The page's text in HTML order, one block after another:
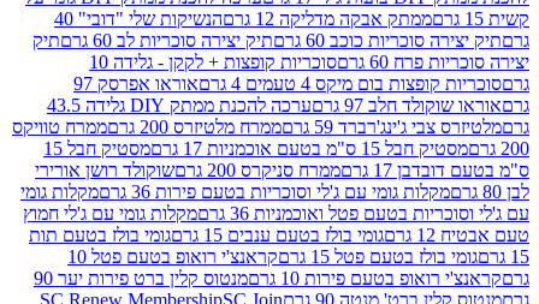
ממתק אבקה מדליקה 12 גרם
הנשיקות שלי "דובי" 40
סוכריות כוכב 60 גרם
תיק יצירה סוכריות לב 60 גרם
תיק
פרח 60 גרם
סוכריות קופצות + לקקן - גלידה 10
בום מיקס 4 טעמים 4 גרם
אוראו אפרסק 97
חלב 97 גרם
ערכה להכנת ממתק DIY גלידה 43.5
ג'ינג'רברד 59 גרם
ממרח מלטיזרס 200 גרם
ממרח טוויקס
15 ס"מ בטעם אוכמניות 17 גרם
מסטיק חבל 15
17 גרם
ממרח סניקרס 200 גרם
שוקולד רושן אורירי
מקלות גומי עם ג'לי וסוכריות בטעם פירות 36 גרם
מקלות גומי
בטעם פטל ואוכמניות 36 גרם
מקלות גומי עם ג'לי חמוץ
גומי בולז בטעם ענבים 15 גרם
גומי בולז בטעם תות
בולז בטעם פטל 15 גרם
קראנצ'י רואופ בטעם פטל 10
בטעם פירות 10 גרם
מנטוס קלין ברט פירות יער 90
ברט' מנטה 90 גרם
SC Renew MembershipSC Join